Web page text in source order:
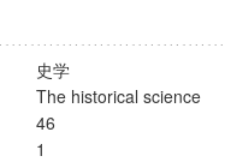
史学
The historical science
46
1